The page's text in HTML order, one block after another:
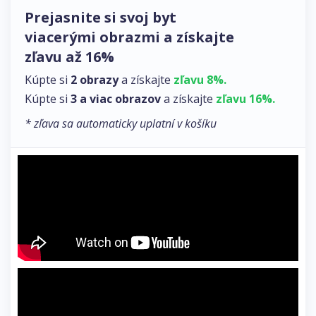
Prejasnite si svoj byt
viacerými obrazmi a získajte
zľavu až 16%
Kúpte si 2 obrazya získajte zľavu 8%.
Kúpte si 3 a viac obrazova získajte zľavu 16%.
* zľava sa automaticky uplatní v košíku